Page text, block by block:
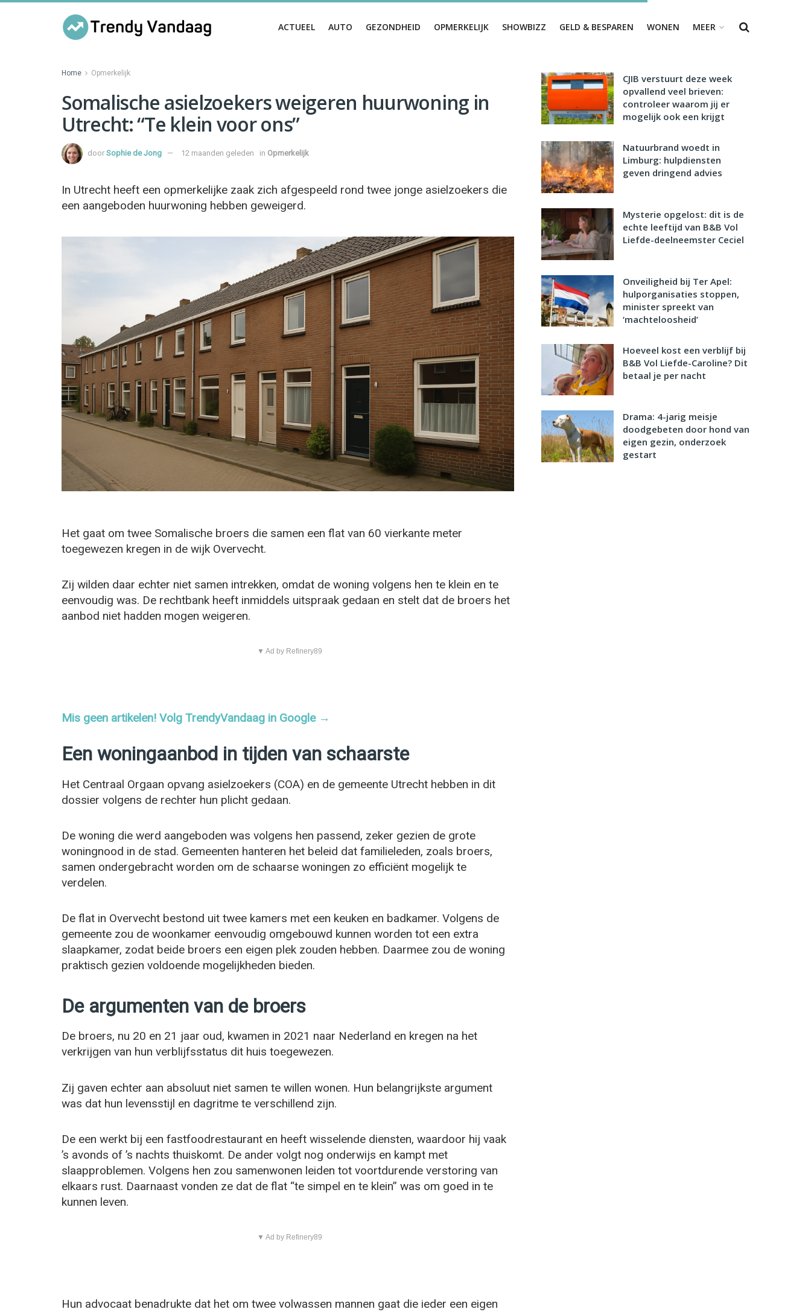
ACTUEEL AUTO GEZONDHEID OPMERKELIJK SHOWBIZZ GELD & BESPAREN WONEN MEER
Home Opmerkelijk
Somalische asielzoekers weigeren huurwoning in
Utrecht: “Te klein voor ons”
door Sophie de Jong 12 maanden geleden in Opmerkelijk
In Utrecht heeft een opmerkelijke zaak zich afgespeeld rond twee jonge asielzoekers die
een aangeboden huurwoning hebben geweigerd.
Het gaat om twee Somalische broers die samen een flat van 60 vierkante meter
toegewezen kregen in de wijk Overvecht.
Zij wilden daar echter niet samen intrekken, omdat de woning volgens hen te klein en te
eenvoudig was. De rechtbank heeft inmiddels uitspraak gedaan en stelt dat de broers het
aanbod niet hadden mogen weigeren.
▼ Ad by Refinery89
Mis geen artikelen! Volg TrendyVandaag in Google →
Een woningaanbod in tijden van schaarste
Het Centraal Orgaan opvang asielzoekers (COA) en de gemeente Utrecht hebben in dit
dossier volgens de rechter hun plicht gedaan.
De woning die werd aangeboden was volgens hen passend, zeker gezien de grote
woningnood in de stad. Gemeenten hanteren het beleid dat familieleden, zoals broers,
samen ondergebracht worden om de schaarse woningen zo efficiënt mogelijk te
verdelen.
De flat in Overvecht bestond uit twee kamers met een keuken en badkamer. Volgens de
gemeente zou de woonkamer eenvoudig omgebouwd kunnen worden tot een extra
slaapkamer, zodat beide broers een eigen plek zouden hebben. Daarmee zou de woning
praktisch gezien voldoende mogelijkheden bieden.
De argumenten van de broers
De broers, nu 20 en 21 jaar oud, kwamen in 2021 naar Nederland en kregen na het
verkrijgen van hun verblijfsstatus dit huis toegewezen.
Zij gaven echter aan absoluut niet samen te willen wonen. Hun belangrijkste argument
was dat hun levensstijl en dagritme te verschillend zijn.
De een werkt bij een fastfoodrestaurant en heeft wisselende diensten, waardoor hij vaak
’s avonds of ’s nachts thuiskomt. De ander volgt nog onderwijs en kampt met
slaapproblemen. Volgens hen zou samenwonen leiden tot voortdurende verstoring van
elkaars rust. Daarnaast vonden ze dat de flat “te simpel en te klein” was om goed in te
kunnen leven.
▼ Ad by Refinery89
Hun advocaat benadrukte dat het om twee volwassen mannen gaat die ieder een eigen
CJIB verstuurt deze week
opvallend veel brieven:
controleer waarom jij er
mogelijk ook een krijgt
Natuurbrand woedt in
Limburg: hulpdiensten
geven dringend advies
Mysterie opgelost: dit is de
echte leeftijd van B&B Vol
Liefde-deelneemster Ceciel
Onveiligheid bij Ter Apel:
hulporganisaties stoppen,
minister spreekt van
‘machteloosheid’
Hoeveel kost een verblijf bij
B&B Vol Liefde-Caroline? Dit
betaal je per nacht
Drama: 4-jarig meisje
doodgebeten door hond van
eigen gezin, onderzoek
gestart